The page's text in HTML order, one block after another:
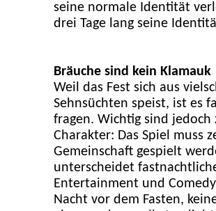
seine normale Identität
drei Tage lang seine
Bräuche sind kein Klamauk
Weil das Fest sich aus
Sehnsüchten speist, ist es
fragen. Wichtig sind
Charakter: Das Spiel muss
Gemeinschaft gespielt
unterscheidet
Entertainment und
Nacht vor dem Fasten,